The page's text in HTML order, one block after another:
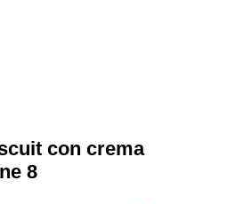
con crema
8